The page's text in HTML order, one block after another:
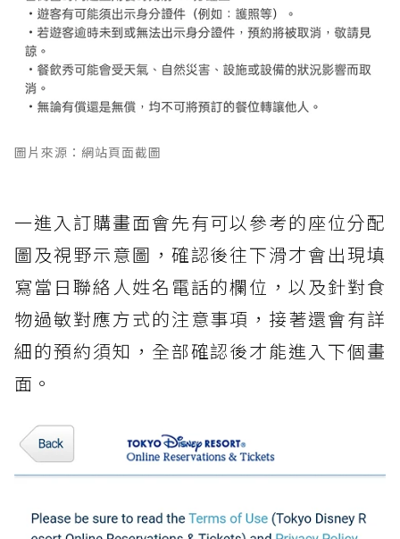
圖片來源：網站頁面截圖
一進入訂購畫面會先有可以參考的座位分配
圖及視野示意圖，確認後往下滑才會出現填
寫當日聯絡人姓名電話的欄位，以及針對食
物過敏對應方式的注意事項，接著還會有詳
細的預約須知，全部確認後才能進入下個畫
面。